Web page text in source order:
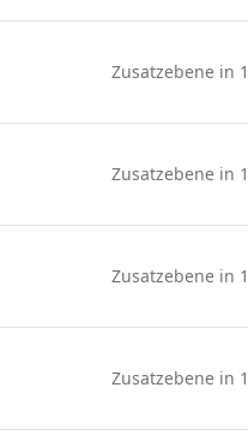
Zusatzebene in
Zusatzebene in
Zusatzebene in
Zusatzebene in